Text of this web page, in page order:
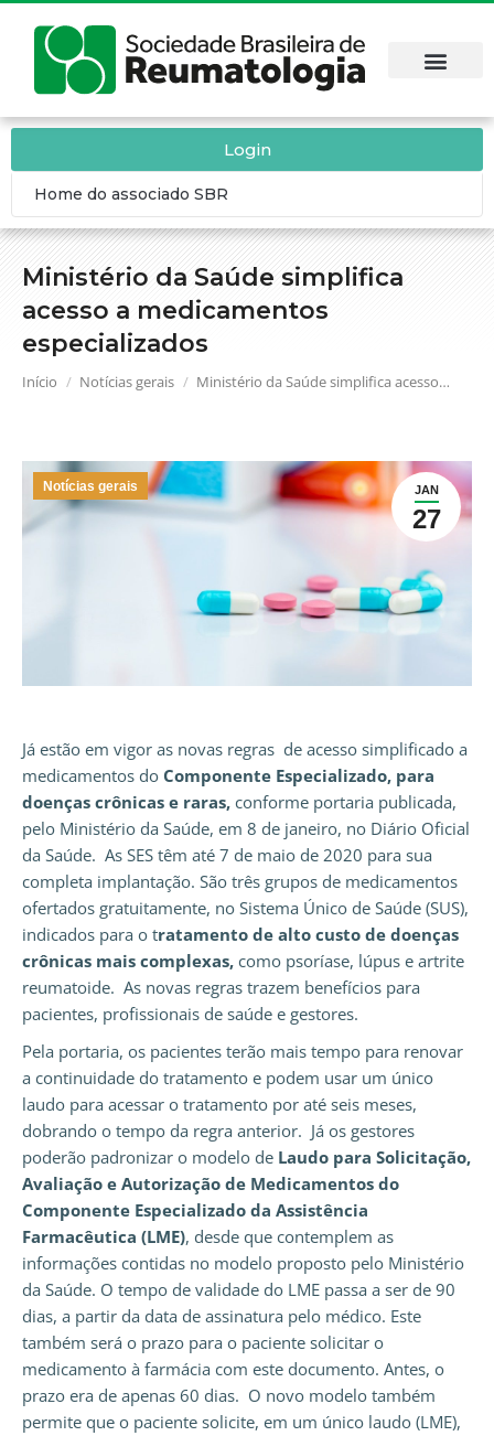
Ministério da Saúde simplifica
acesso a medicamentos
especializados
Você está aqui:
Início Notícias gerais Ministério da Saúde simplifica acesso…
Login
Home do associado SBR
JAN
27
Notícias gerais
Já estão em vigor as novas regras de acesso simplificado a
medicamentos do Componente Especializado, para
doenças crônicas e raras, conforme portaria publicada,
pelo Ministério da Saúde, em 8 de janeiro, no Diário Oficial
da Saúde. As SES têm até 7 de maio de 2020 para sua
completa implantação. São três grupos de medicamentos
ofertados gratuitamente, no Sistema Único de Saúde (SUS),
indicados para o tratamento de alto custo de doenças
crônicas mais complexas, como psoríase, lúpus e artrite
reumatoide. As novas regras trazem benefícios para
pacientes, profissionais de saúde e gestores.
Pela portaria, os pacientes terão mais tempo para renovar
a continuidade do tratamento e podem usar um único
laudo para acessar o tratamento por até seis meses,
dobrando o tempo da regra anterior. Já os gestores
poderão padronizar o modelo de Laudo para Solicitação,
Avaliação e Autorização de Medicamentos do
Componente Especializado da Assistência
Farmacêutica (LME), desde que contemplem as
informações contidas no modelo proposto pelo Ministério
da Saúde. O tempo de validade do LME passa a ser de 90
dias, a partir da data de assinatura pelo médico. Este
também será o prazo para o paciente solicitar o
medicamento à farmácia com este documento. Antes, o
prazo era de apenas 60 dias. O novo modelo também
permite que o paciente solicite, em um único laudo (LME),